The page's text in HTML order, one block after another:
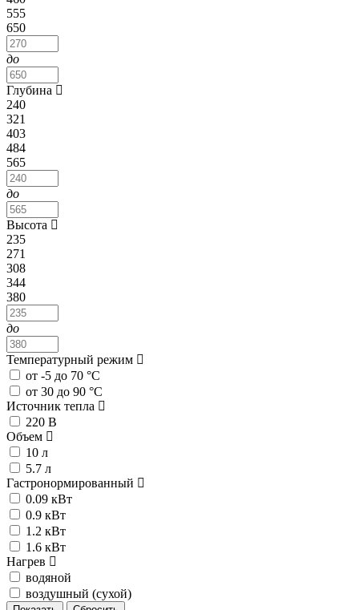
555
650
до
Глубина
240
321
403
484
565
до
Высота
235
271
308
344
380
до
Температурный режим
от -5 до 70 °C
от 30 до 90 °C
Источник тепла
220 В
Объем
10 л
5.7 л
Гастронормированный
0.09 кВт
0.9 кВт
1.2 кВт
1.6 кВт
Нагрев
водяной
воздушный (сухой)